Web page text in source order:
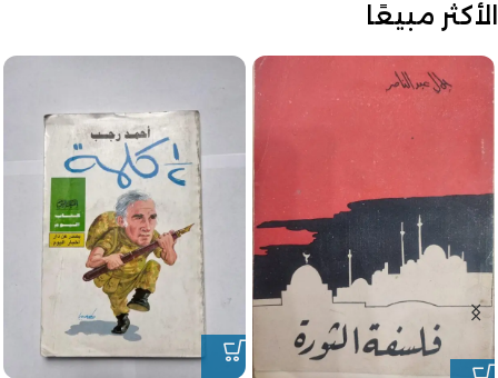
الأكثر مبيعًا